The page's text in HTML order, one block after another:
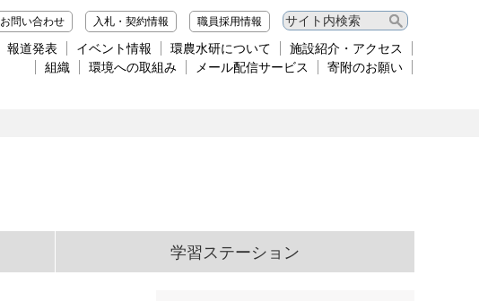
お問い合わせ 入札・契約情報 職員採用情報
報道発表 イベント情報 環農水研について
施設紹介・アクセス
組織
環境への取組み メール配信サービス 寄附のお願い
学習ステーション